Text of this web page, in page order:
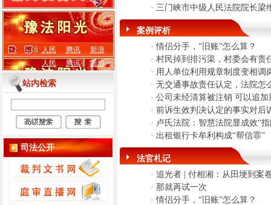
人民 腾讯
新浪
人民
腾讯 新浪
站内检索
司法公开
· 三门峡市中级人民法院院长梁
案例评析
· 情侣分手，“旧账”怎么算？
· 村民掉到排污渠，村委会有责
· 用人单位利用规章制度变相调
· 无交通事故责任认定，法院怎
· 公司未经清算被注销 可以追
· 前诉生效判决认定的事实对后
· 卢氏法院：智慧法院显成效“
· 出租银行卡牟利构成“帮信罪”
法官札记
· 追光者 | 付相湘：从田埂到案
· 那就再试一次
· 情侣分手，“旧账”怎么算？